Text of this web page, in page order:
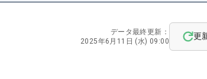
データ最終更新：
2025年6月11日 (水) 09:00
更